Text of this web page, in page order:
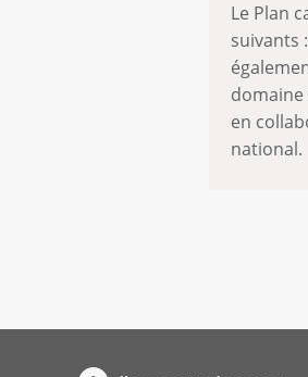
Le Plan
suivants
domaine
en
national.